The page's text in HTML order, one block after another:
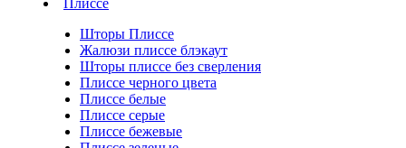
Плиссе
Шторы Плиссе
Жалюзи плиссе блэкаут
Шторы плиссе без сверления
Плиссе черного цвета
Плиссе белые
Плиссе серые
Плиссе бежевые